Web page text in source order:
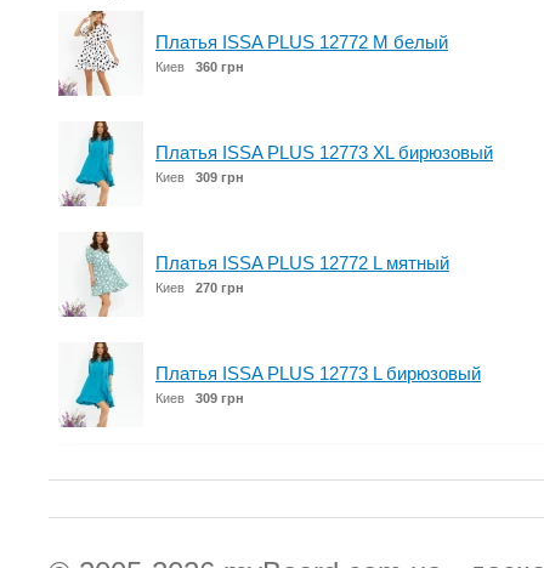
Платья ISSA PLUS 12772 M белый
Киев 360 грн
Платья ISSA PLUS 12773 XL бирюзовый
Киев 309 грн
Платья ISSA PLUS 12772 L мятный
Киев 270 грн
Платья ISSA PLUS 12773 L бирюзовый
Киев 309 грн